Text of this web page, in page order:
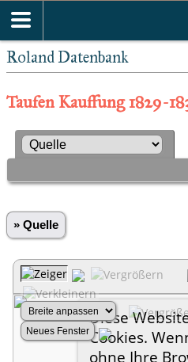
Roland Datenbank
Taufen Kauffung 1829-
» Quelle